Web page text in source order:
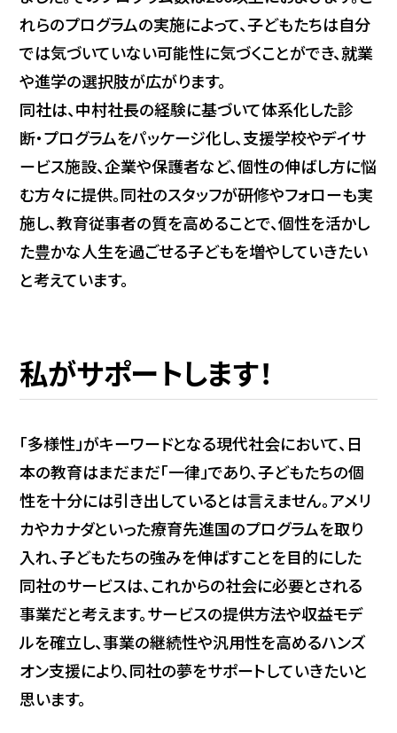
れらのプログラムの実施によって、子どもたちは自分
では気づいていない可能性に気づくことができ、就業
や進学の選択肢が広がります。
同社は、中村社長の経験に基づいて体系化した診
断・プログラムをパッケージ化し、支援学校やデイサ
ービス施設、企業や保護者など、個性の伸ばし方に悩
む方々に提供。同社のスタッフが研修やフォローも実
施し、教育従事者の質を高めることで、個性を活かし
た豊かな人生を過ごせる子どもを増やしていきたい
と考えています。
私がサポートします！
「多様性」がキーワードとなる現代社会において、日
本の教育はまだまだ「一律」であり、子どもたちの個
性を十分には引き出しているとは言えません。アメリ
カやカナダといった療育先進国のプログラムを取り
入れ、子どもたちの強みを伸ばすことを目的にした
同社のサービスは、これからの社会に必要とされる
事業だと考えます。サービスの提供方法や収益モデ
ルを確立し、事業の継続性や汎用性を高めるハンズ
オン支援により、同社の夢をサポートしていきたいと
思います。